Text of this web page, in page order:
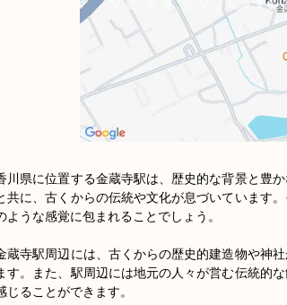
川県に位置する金蔵寺駅は、歴史的な背景と豊
共に、古くからの伝統や文化が息づいています
ような感覚に包まれることでしょう。
蔵寺駅周辺には、古くからの歴史的建造物や神
す。また、駅周辺には地元の人々が営む伝統的
じることができます。